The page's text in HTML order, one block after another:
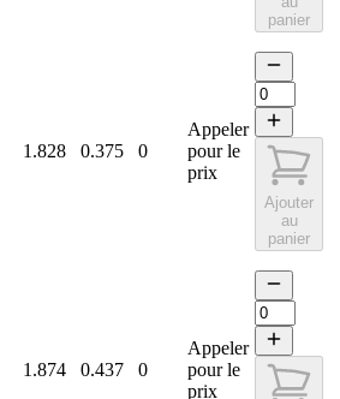
panier
1.828 0.375 0
Appeler
pour le
prix
Ajouter
au
panier
1.874 0.437 0
Appeler
pour le
prix